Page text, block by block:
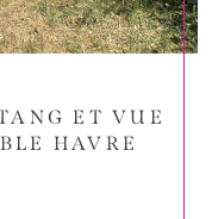
ET VUE
HAVRE